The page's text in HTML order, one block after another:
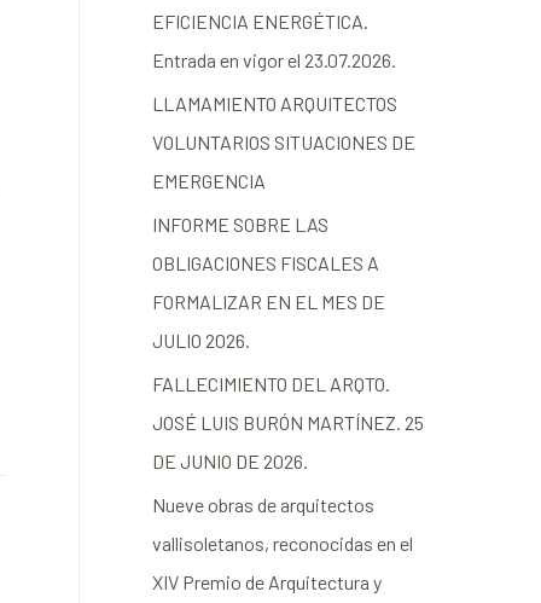
EFICIENCIA ENERGÉTICA.
Entrada en vigor el 23.07.2026.
LLAMAMIENTO ARQUITECTOS
VOLUNTARIOS SITUACIONES DE
EMERGENCIA
INFORME SOBRE LAS
OBLIGACIONES FISCALES A
FORMALIZAR EN EL MES DE
JULIO 2026.
FALLECIMIENTO DEL ARQTO.
JOSÉ LUIS BURÓN MARTÍNEZ. 25
DE JUNIO DE 2026.
Nueve obras de arquitectos
vallisoletanos, reconocidas en el
XIV Premio de Arquitectura y